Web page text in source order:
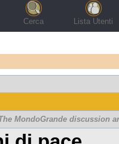
Cerca Lista Utenti
MondoGrande discussion